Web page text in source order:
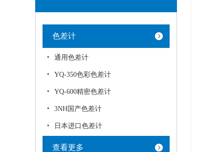
色差计
通用色差计
YQ-350色彩色差计
YQ-600精密色差计
3NH国产色差计
日本进口色差计
查看更多